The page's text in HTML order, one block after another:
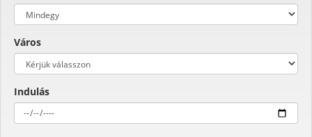
Város
Indulás